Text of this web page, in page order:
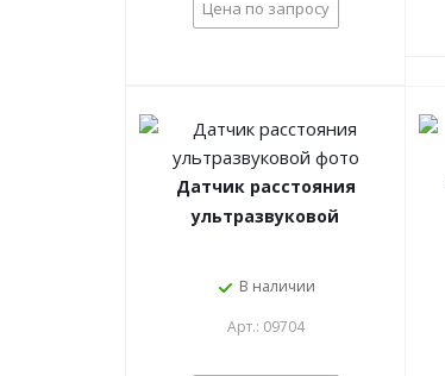
Цена по запросу
Датчик расстояния
ультразвуковой
В наличии
Арт.: 09704